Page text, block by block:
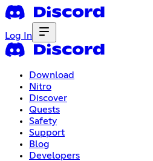
Log In
Download
Nitro
Discover
Quests
Safety
Support
Blog
Developers